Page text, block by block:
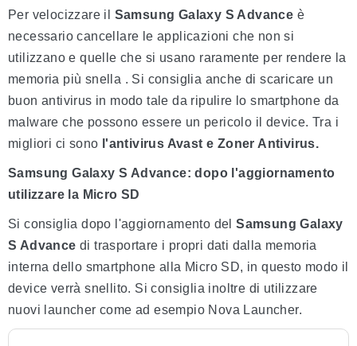
Per velocizzare il Samsung Galaxy S Advance è
necessario cancellare le applicazioni che non si
utilizzano e quelle che si usano raramente per rendere la
memoria più snella . Si consiglia anche di scaricare un
buon antivirus in modo tale da ripulire lo smartphone da
malware che possono essere un pericolo il device. Tra i
migliori ci sono l'antivirus Avast e Zoner Antivirus.
Samsung Galaxy S Advance: dopo l'aggiornamento
utilizzare la Micro SD
Si consiglia dopo l'aggiornamento delSamsung Galaxy
S Advance di trasportare i propri dati dalla memoria
interna dello smartphone alla Micro SD, in questo modo il
device verrà snellito. Si consiglia inoltre di utilizzare
nuovi launcher come ad esempio Nova Launcher.